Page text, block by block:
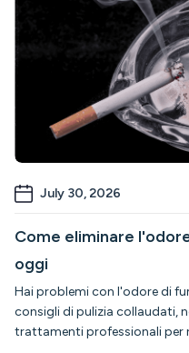
July 30, 2026
Come eliminare
oggi
Hai problemi con l'odore di
consigli di pulizia collaudati,
trattamenti professionali per